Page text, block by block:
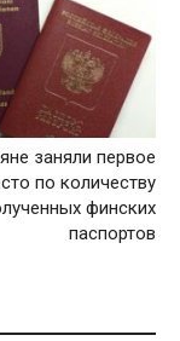
заняли первое
по количеству
финских
паспортов